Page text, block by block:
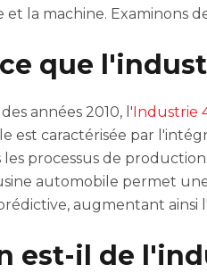
la machine. Examinons
que
années 2010, l'Industrie
est caractérisée par
les processus de
automobile permet
augmentant ainsi
est-il de